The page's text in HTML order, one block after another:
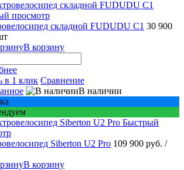
просмотр
складной FUDUDU C1 30 900
В корзину
в 1 клик Сравнение
В наличии
Быстрый
Siberton U2 Pro 109 900 руб. /
В корзину